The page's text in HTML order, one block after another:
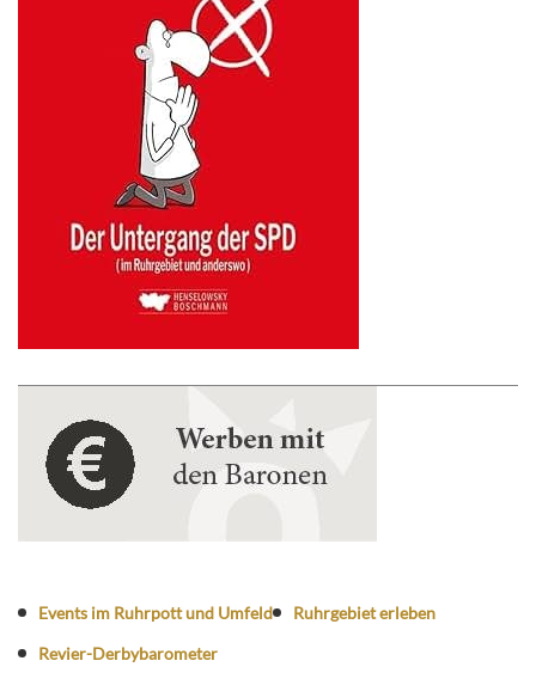
Events im Ruhrpott und Umfeld
Ruhrgebiet erleben
Revier-Derbybarometer